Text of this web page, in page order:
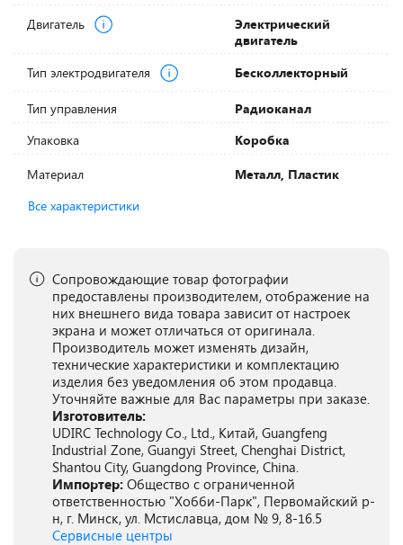
Двигатель
Электрический
двигатель
Тип электродвигателя
Бесколлекторный
Тип управления
Радиоканал
Упаковка
Коробка
Материал
Металл, Пластик
Все характеристики
Сопровождающие товар фотографии
предоставлены производителем, отображение на
них внешнего вида товара зависит от настроек
экрана и может отличаться от оригинала.
Производитель может изменять дизайн,
технические характеристики и комплектацию
изделия без уведомления об этом продавца.
Уточняйте важные для Вас параметры при заказе.
Изготовитель:
UDIRC Technology Co., Ltd., Китай, Guangfeng
Industrial Zone, Guangyi Street, Chenghai District,
Shantou City, Guangdong Province, China.
Импортер: Общество с ограниченной
ответственностью "Хобби-Парк", Первомайский р-
н, г. Минск, ул. Мстиславца, дом № 9, 8-16.5
Сервисные центры